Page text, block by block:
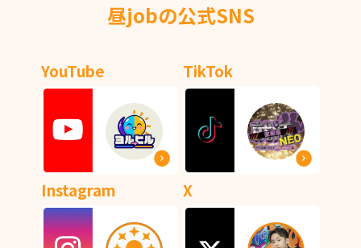
昼jobの公式SNS
YouTube TikTok
Instagram X